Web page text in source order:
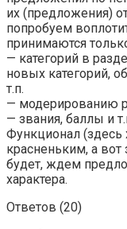
их (предложения)
попробуем
принимаются
— категорий в
новых категорий,
т.п.
— модерированию
— звания, баллы и
Функционал (здесь
красненьким, а
будет, ждем
характера.
Ответов (20)